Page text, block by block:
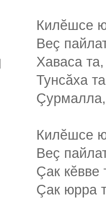
Килĕшсе
Веç
Хаваса та,
Тунсăха
Килĕшсе
Веç
Çак кĕвве
Çак юрра